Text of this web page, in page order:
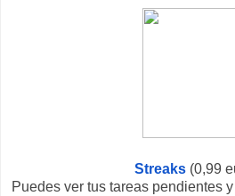
Streaks(0,99
Puedes ver tus tareas pendientes